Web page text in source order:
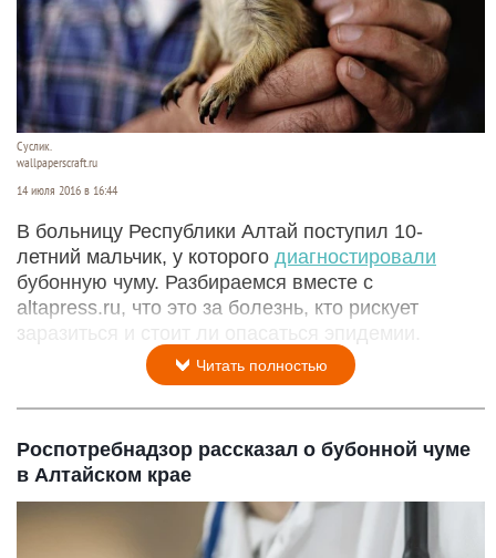
Суслик.
wallpaperscraft.ru
14 июля 2016 в 16:44
В больницу Республики Алтай поступил 10-
летний мальчик, у которого диагностировали
бубонную чуму. Разбираемся вместе с
altapress.ru, что это за болезнь, кто рискует
заразиться и стоит ли опасаться эпидемии.
Читать полностью
Роспотребнадзор рассказал о бубонной чуме
в Алтайском крае